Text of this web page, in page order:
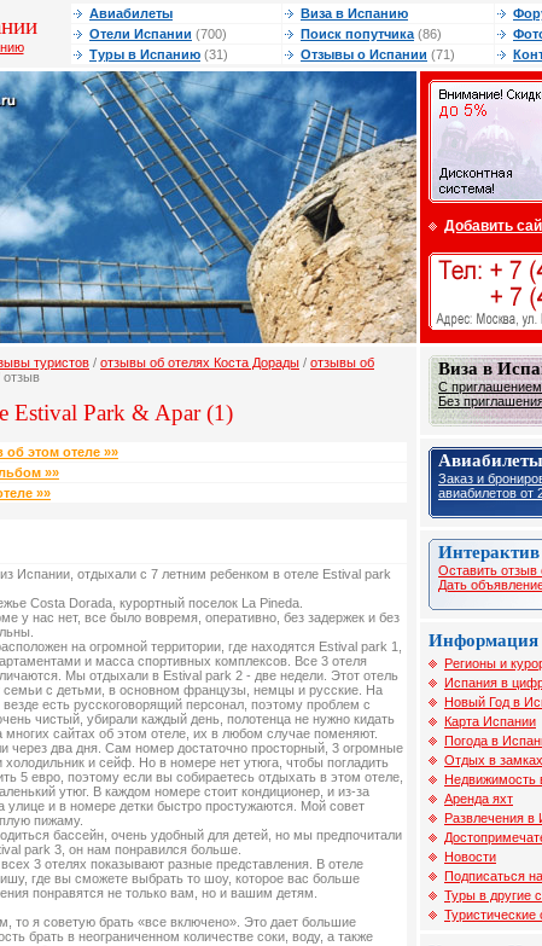
Авиабилеты Виза в Испанию
Отели Испании (700) Поиск попутчика (86)
Туры в Испанию (31) Отзывы о Испании (71)
Добавить
туристов / отзывы об отелях Коста Дорады / отзывы об
отзыв
Estival Park & Apar (1)
об этом отеле »»
»»
»»
Испании, отдыхали с 7 летним ребенком в отеле Estival park
Соsta Dorada, курортный поселок La Pineda.
у нас нет, все было вовремя, оперативно, без задержек и без
на огромной территории, где находятся Estival park 1,
и масса спортивных комплексов. Все 3 отеля
Мы отдыхали в Estival park 2 - две недели. Этот отель
семьи с детьми, в основном французы, немцы и русские. На
есть русскоговорящий персонал, поэтому проблем с
чистый, убирали каждый день, полотенца не нужно кидать
многих сайтах об этом отеле, их в любом случае поменяют.
через два дня. Сам номер достаточно просторный, 3 огромные
холодильник и сейф. Но в номере нет утюга, чтобы погладить
5 евро, поэтому если вы собираетесь отдыхать в этом отеле,
утюг. В каждом номере стоит кондиционер, и из-за
улице и в номере детки быстро простужаются. Мой совет
пижаму.
бассейн, очень удобный для детей, но мы предпочитали
park 3, он нам понравился больше.
3 отелях показывают разные представления. В отеле
где вы сможете выбрать то шоу, которое вас больше
понравятся не только вам, но и вашим детям.
то я советую брать «все включено». Это дает большие
брать в неограниченном количестве соки, воду, а также
Виза в
С
Без
Заказ и
авиабилетов от
Интерактив
Оставить отзыв
Дать
Информация
Регионы и
Испания в
Новый Год в
Карта Испании
Погода в
Отдых в
Недвижимость
Аренда яхт
Развлечения в
Новости
Подписаться
Туры в другие
Туристические